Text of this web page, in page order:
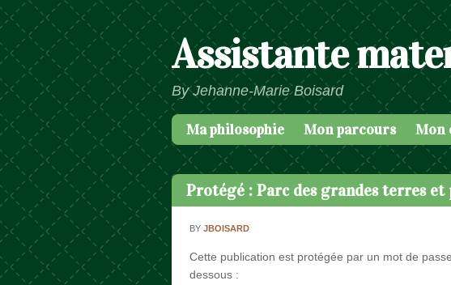
Assistante
By Jehanne-Marie Boisard
Menu
Passer au contenu
Ma philosophie Mon parcours Mon
Protégé : Parc des grandes terres et
BYJBOISARD
Cette publication est protégée par un mot de
dessous :